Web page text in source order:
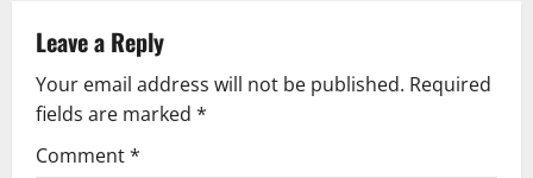
v
i
g
Leave a Reply
Your email address will not be published. Required
fields are marked *
Comment*